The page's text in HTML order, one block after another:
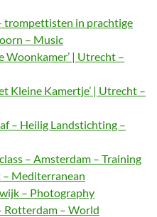
trompettisten in prachtige
– Music
Woonkamer’ | Utrecht –
Kleine Kamertje’ | Utrecht –
– Heilig Landstichting –
– Amsterdam – Training
– Mediterranean
– Photography
Rotterdam – World